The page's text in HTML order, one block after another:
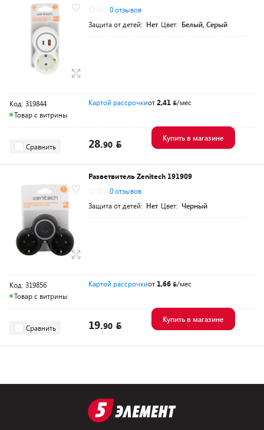
0 отзывов
Защита от детей: Нет Цвет: Белый, Серый
Код: 319844
Товар с витрины
Картой рассрочкиот2,41 /мес
Сравнить 28.90
Купить в магазине
Разветвитель Zenitech 191909
0 отзывов
Защита от детей: Нет Цвет: Черный
Код: 319856
Товар с витрины
Картой рассрочкиот 1,66 /мес
Сравнить 19.90
Купить в магазине